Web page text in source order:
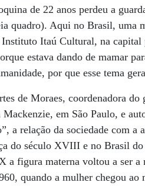
de 22 anos perdeu a
quadro). Aqui no Brasil, uma
Itaú Cultural, na
estava dando de mamar
por que esse tema
de Moraes, coordenadora do
em São Paulo, e
a relação da sociedade com a
do século XVIII e no Brasil
a figura materna voltou a ser a
quando a mulher chegou